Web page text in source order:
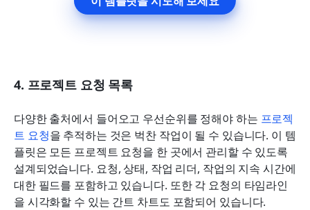
4. 프로젝트 요청 목록
다양한 출처에서 들어오고 우선순위를 정해야 하는 프로젝
트 요청을 추적하는 것은 벅찬 작업이 될 수 있습니다. 이 템
플릿은 모든 프로젝트 요청을 한 곳에서 관리할 수 있도록
설계되었습니다. 요청, 상태, 작업 리더, 작업의 지속 시간에
대한 필드를 포함하고 있습니다. 또한 각 요청의 타임라인
을 시각화할 수 있는 간트 차트도 포함되어 있습니다.